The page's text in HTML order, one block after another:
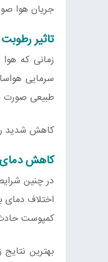
جریان هوا
تاثیر
زمانی که
سرمایی
طبیعی صورت
کاهش شدید
کاهش
کمپوست